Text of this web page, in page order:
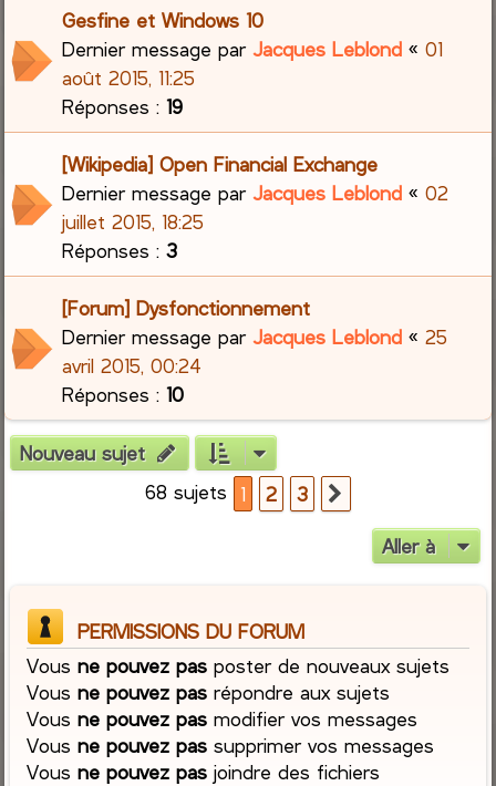
Gesfine et Windows 10
Dernier message parJacques Leblond «01
août 2015, 11:25
Réponses :19
[Wikipedia] Open Financial Exchange
Dernier message parJacques Leblond «02
juillet 2015, 18:25
Réponses :3
[Forum] Dysfonctionnement
Dernier message parJacques Leblond «25
avril 2015, 00:24
Réponses :10
Nouveau sujet
68 sujets
1 2 3
Aller à
PERMISSIONS DU FORUM
Vousne pouvez pas poster de nouveaux sujets
Vousne pouvez pas répondre aux sujets
Vousne pouvez pas modifier vos messages
Vousne pouvez pas supprimer vos messages
Vousne pouvez pas joindre des fichiers